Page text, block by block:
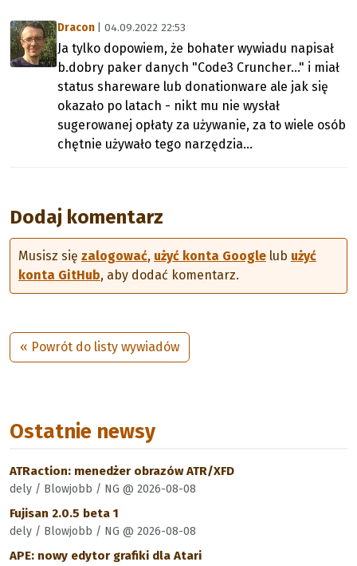
Dracon | 04.09.2022 22:53
Ja tylko dopowiem, że bohater wywiadu napisał
b.dobry paker danych "Code3 Cruncher..." i miał
status shareware lub donationware ale jak się
okazało po latach - nikt mu nie wysłał
sugerowanej opłaty za używanie, za to wiele osób
chętnie używało tego narzędzia...
Dodaj komentarz
Musisz się zalogować, użyć konta Google lub użyć
konta GitHub, aby dodać komentarz.
« Powrót do listy wywiadów
Ostatnie newsy
ATRaction: menedżer obrazów ATR/XFD
dely / Blowjobb / NG @ 2026-08-08
Fujisan 2.0.5 beta 1
dely / Blowjobb / NG @ 2026-08-08
APE: nowy edytor grafiki dla Atari